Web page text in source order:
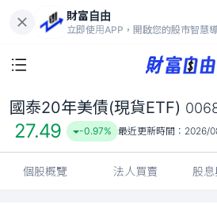
財富自由
立即使用APP，開啟您的股市智慧
國泰20年美債(現貨ETF)
27.49
-0.97%
國泰20年美債(現貨ETF)
27.49 -0.97% 最近更新時間： 2026/
個股概覽 法人買賣 股